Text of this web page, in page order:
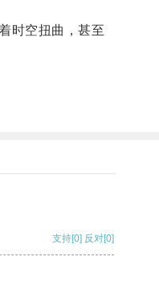
时空扭曲，甚至
支持[0] 反对[0]